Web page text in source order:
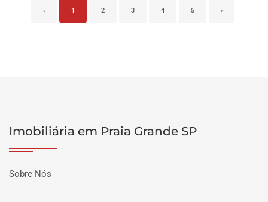
‹ 1 2 3 4 5 ›
Imobiliária em Praia Grande SP
Sobre Nós